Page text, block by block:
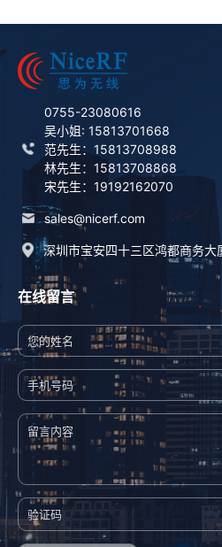
0755-23080616
吴小姐: 15813701668
范先生：15813708988
林先生：15813708868
宋先生：19192162070
sales@nicerf.com
深圳市宝安四十三区鸿都商务
在线留言